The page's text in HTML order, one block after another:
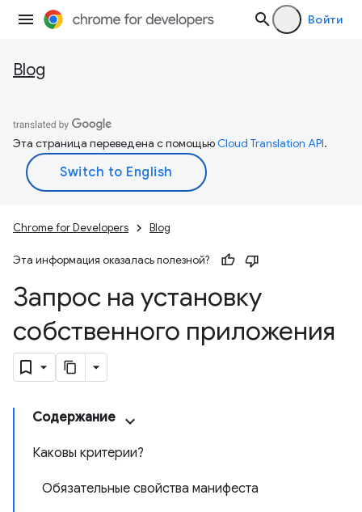
Войти
Blog
Эта страница переведена с помощьюCloud Translation API.
Chrome for Developers Blog
Эта информация оказалась полезной?
Запрос на установку
собственного приложения
Содержание
Каковы критерии?
Обязательные свойства манифеста